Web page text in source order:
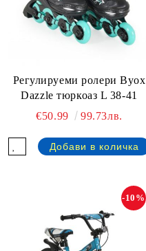
Регулируеми ролери Byox
Dazzle тюркоаз L 38-41
€50.99
99.73лв.
-10%